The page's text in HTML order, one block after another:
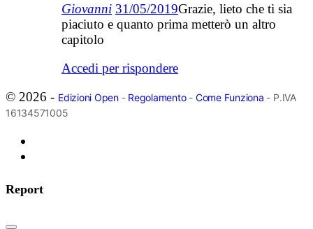
Giovanni 31/05/2019Grazie, lieto che ti sia
piaciuto e quanto prima metterò un altro
capitolo
Accedi per rispondere
© 2026 - Edizioni Open- Regolamento- Come Funziona - P.IVA
16134571005
Report